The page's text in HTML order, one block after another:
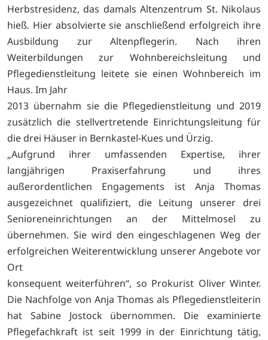
Herbstresidenz, das damals Altenzentrum St. Nikolaus
hieß. Hier absolvierte sie anschließend erfolgreich ihre
Ausbildung zur Altenpflegerin. Nach ihren
Weiterbildungen zur Wohnbereichsleitung und
Pflegedienstleitung leitete sie einen Wohnbereich im
Haus. Im Jahr
2013 übernahm sie die Pflegedienstleitung und 2019
zusätzlich die stellvertretende Einrichtungsleitung für
die drei Häuser in Bernkastel-Kues und Ürzig.
„Aufgrund ihrer umfassenden Expertise, ihrer
langjährigen Praxiserfahrung und ihres
außerordentlichen Engagements ist Anja Thomas
ausgezeichnet qualifiziert, die Leitung unserer drei
Senioreneinrichtungen an der Mittelmosel zu
übernehmen. Sie wird den eingeschlagenen Weg der
erfolgreichen Weiterentwicklung unserer Angebote vor
Ort
konsequent weiterführen“, so Prokurist Oliver Winter.
Die Nachfolge von Anja Thomas als Pflegedienstleiterin
hat Sabine Jostock übernommen. Die examinierte
Pflegefachkraft ist seit 1999 in der Einrichtung tätig,